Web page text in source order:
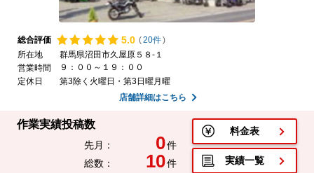
総合評価 5.0 (20件)
所在地
群馬県沼田市久屋原５８-１
営業時間
９：００～１９：００
定休日
第3除く火曜日・第3日曜月曜
店舗詳細はこちら
作業実績投稿数
先月： 0件
総数：
10件
料金表
実績一覧